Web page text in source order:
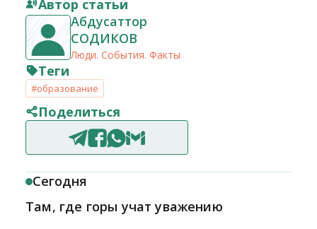
Автор статьи
Абдусаттор
СОДИКОВ
Люди. События. Факты
Теги
#образование
Поделиться
Сегодня
Там, где горы учат уважению